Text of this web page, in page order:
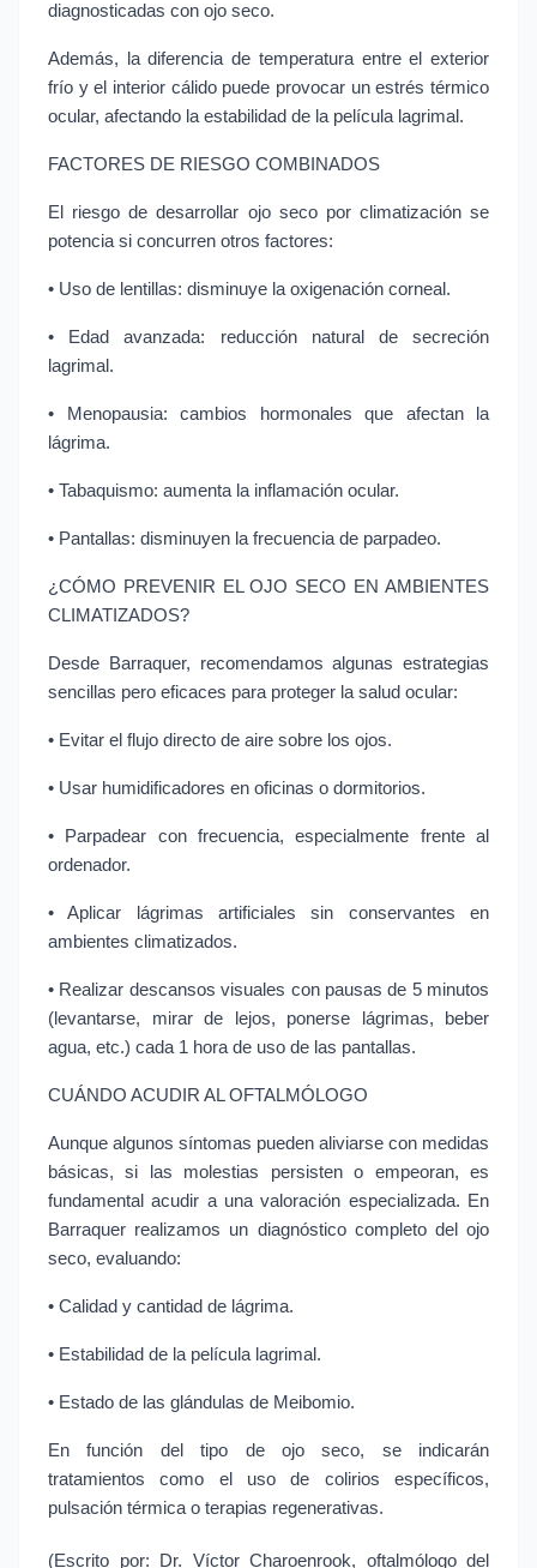
diagnosticadas con ojo seco.
Además, la diferencia de temperatura entre el exterior
frío y el interior cálido puede provocar un estrés térmico
ocular, afectando la estabilidad de la película lagrimal.
FACTORES DE RIESGO COMBINADOS
El riesgo de desarrollar ojo seco por climatización se
potencia si concurren otros factores:
• Uso de lentillas: disminuye la oxigenación corneal.
• Edad avanzada: reducción natural de secreción
lagrimal.
• Menopausia: cambios hormonales que afectan la
lágrima.
• Tabaquismo: aumenta la inflamación ocular.
• Pantallas: disminuyen la frecuencia de parpadeo.
¿CÓMO PREVENIR EL OJO SECO EN AMBIENTES
CLIMATIZADOS?
Desde Barraquer, recomendamos algunas estrategias
sencillas pero eficaces para proteger la salud ocular:
• Evitar el flujo directo de aire sobre los ojos.
• Usar humidificadores en oficinas o dormitorios.
• Parpadear con frecuencia, especialmente frente al
ordenador.
• Aplicar lágrimas artificiales sin conservantes en
ambientes climatizados.
• Realizar descansos visuales con pausas de 5 minutos
(levantarse, mirar de lejos, ponerse lágrimas, beber
agua, etc.) cada 1 hora de uso de las pantallas.
CUÁNDO ACUDIR AL OFTALMÓLOGO
Aunque algunos síntomas pueden aliviarse con medidas
básicas, si las molestias persisten o empeoran, es
fundamental acudir a una valoración especializada. En
Barraquer realizamos un diagnóstico completo del ojo
seco, evaluando:
• Calidad y cantidad de lágrima.
• Estabilidad de la película lagrimal.
• Estado de las glándulas de Meibomio.
En función del tipo de ojo seco, se indicarán
tratamientos como el uso de colirios específicos,
pulsación térmica o terapias regenerativas.
(Escrito por: Dr. Víctor Charoenrook, oftalmólogo del